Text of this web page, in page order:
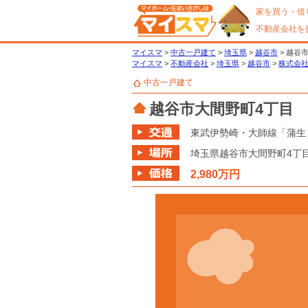
家を買う・借
不動産会社を
マイスマ > 中古一戸建て > 埼玉県 > 越谷市 > 越谷
マイスマ > 不動産会社 > 埼玉県 > 越谷市 > 株式会
中古一戸建て
越谷市大間野町4丁目
東武伊勢崎・大師線「蒲
埼玉県越谷市大間野町4丁
2,980万円